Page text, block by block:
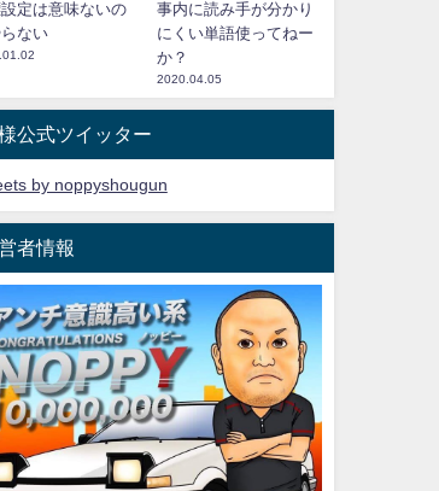
設定は意味ないの
ない
事内に読み手が分かり
にくい単語使ってねー
か？
2020.04.05
公式ツイッター
by noppyshougun
者情報